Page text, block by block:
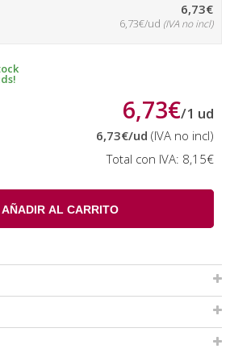
6,73€
6,73€/ud (IVA no incl)
6,73€/1 ud
6,73€/ud (IVA no incl)
Total con IVA: 8,15€
AÑADIR AL CARRITO